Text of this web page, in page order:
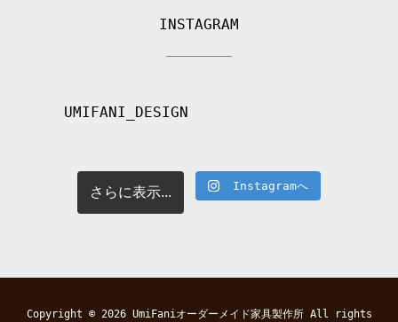
INSTAGRAM
UMIFANI_DESIGN
さらに表示... Instagramへ
Copyright © 2026 UmiFaniオーダーメイド家具製作所All rights